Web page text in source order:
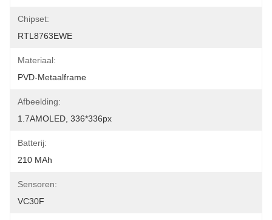
Chipset:
RTL8763EWE
Materiaal:
PVD-Metaalframe
Afbeelding:
1.7AMOLED, 336*336px
Batterij:
210 MAh
Sensoren:
VC30F